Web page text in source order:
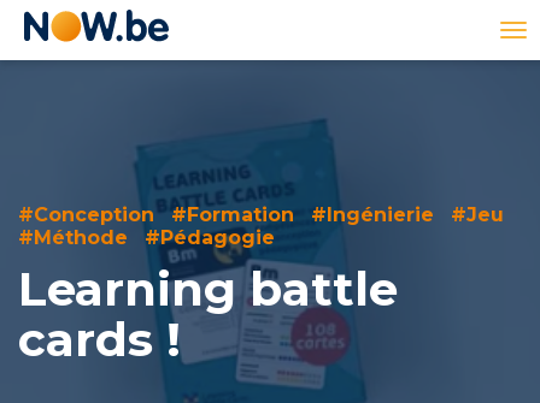
Lien
#Conception #Formation #Ingénierie
#Jeu
#Méthode
#Pédagogie
Learning battle
cards !